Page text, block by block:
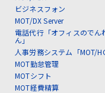
ビジネスフォン
MOT/DX Server
電話代行「オフィスのでん
ん」
人事労務システム「MOT/
MOT勤怠管理
MOTシフト
MOT経費精算